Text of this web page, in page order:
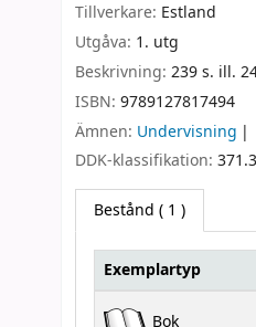
Tillverkare: Estland
Utgåva: 1. utg
Beskrivning: 239 s. ill.
ISBN: 9789127817494
Ämnen: Undervisning
DDK-klassifikation:
Bestånd ( 1 )
Bestånd
Exemplartyp
Bok